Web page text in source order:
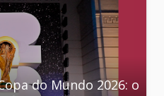
do Mundo 2026: o